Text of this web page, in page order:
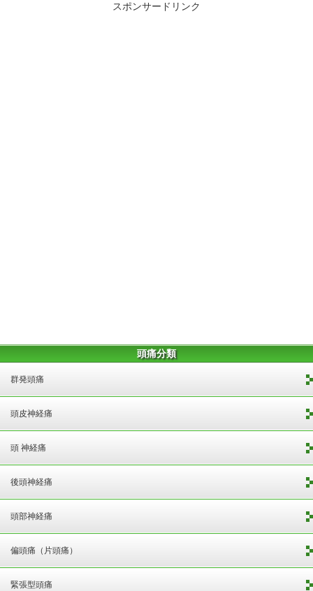
スポンサードリンク
頭痛分類
群発頭痛
頭皮神経痛
頭 神経痛
後頭神経痛
頭部神経痛
偏頭痛（片頭痛）
緊張型頭痛